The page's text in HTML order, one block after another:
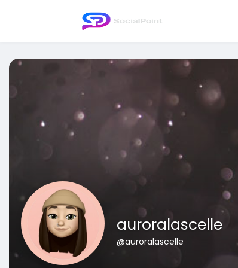
auroralascelle
@auroralascelle